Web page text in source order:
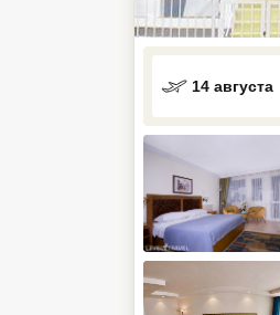
14 августа
Большой Сочи
ТОП 10 лучших отелей 5*
ТОП 10 недорогих отелей